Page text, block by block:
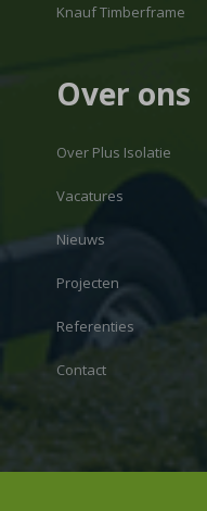
Knauf Timberframe
Over ons
Over Plus Isolatie
Vacatures
Nieuws
Projecten
Referenties
Contact